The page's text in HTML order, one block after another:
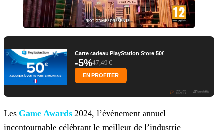
Carte cadeau PlayStation Store 50€
-5%47,49 €
EN PROFITER
Les Game Awards 2024, l’événement annuel
incontournable célébrant le meilleur de l’industrie